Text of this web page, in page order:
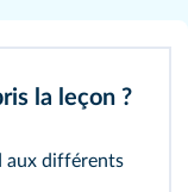
la leçon ?
aux différents